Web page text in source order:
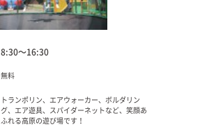
8:30～16:30
無料
トランポリン、エアウォーカー、ボルダリン
グ、エア遊具、スパイダーネットなど、笑顔あ
ふれる高原の遊び場です！